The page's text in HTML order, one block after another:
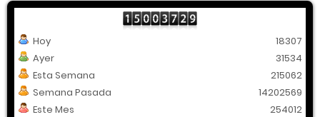
Hoy
Ayer
Esta Semana
Semana Pasada
Este Mes
18307
31534
215062
14202569
254012